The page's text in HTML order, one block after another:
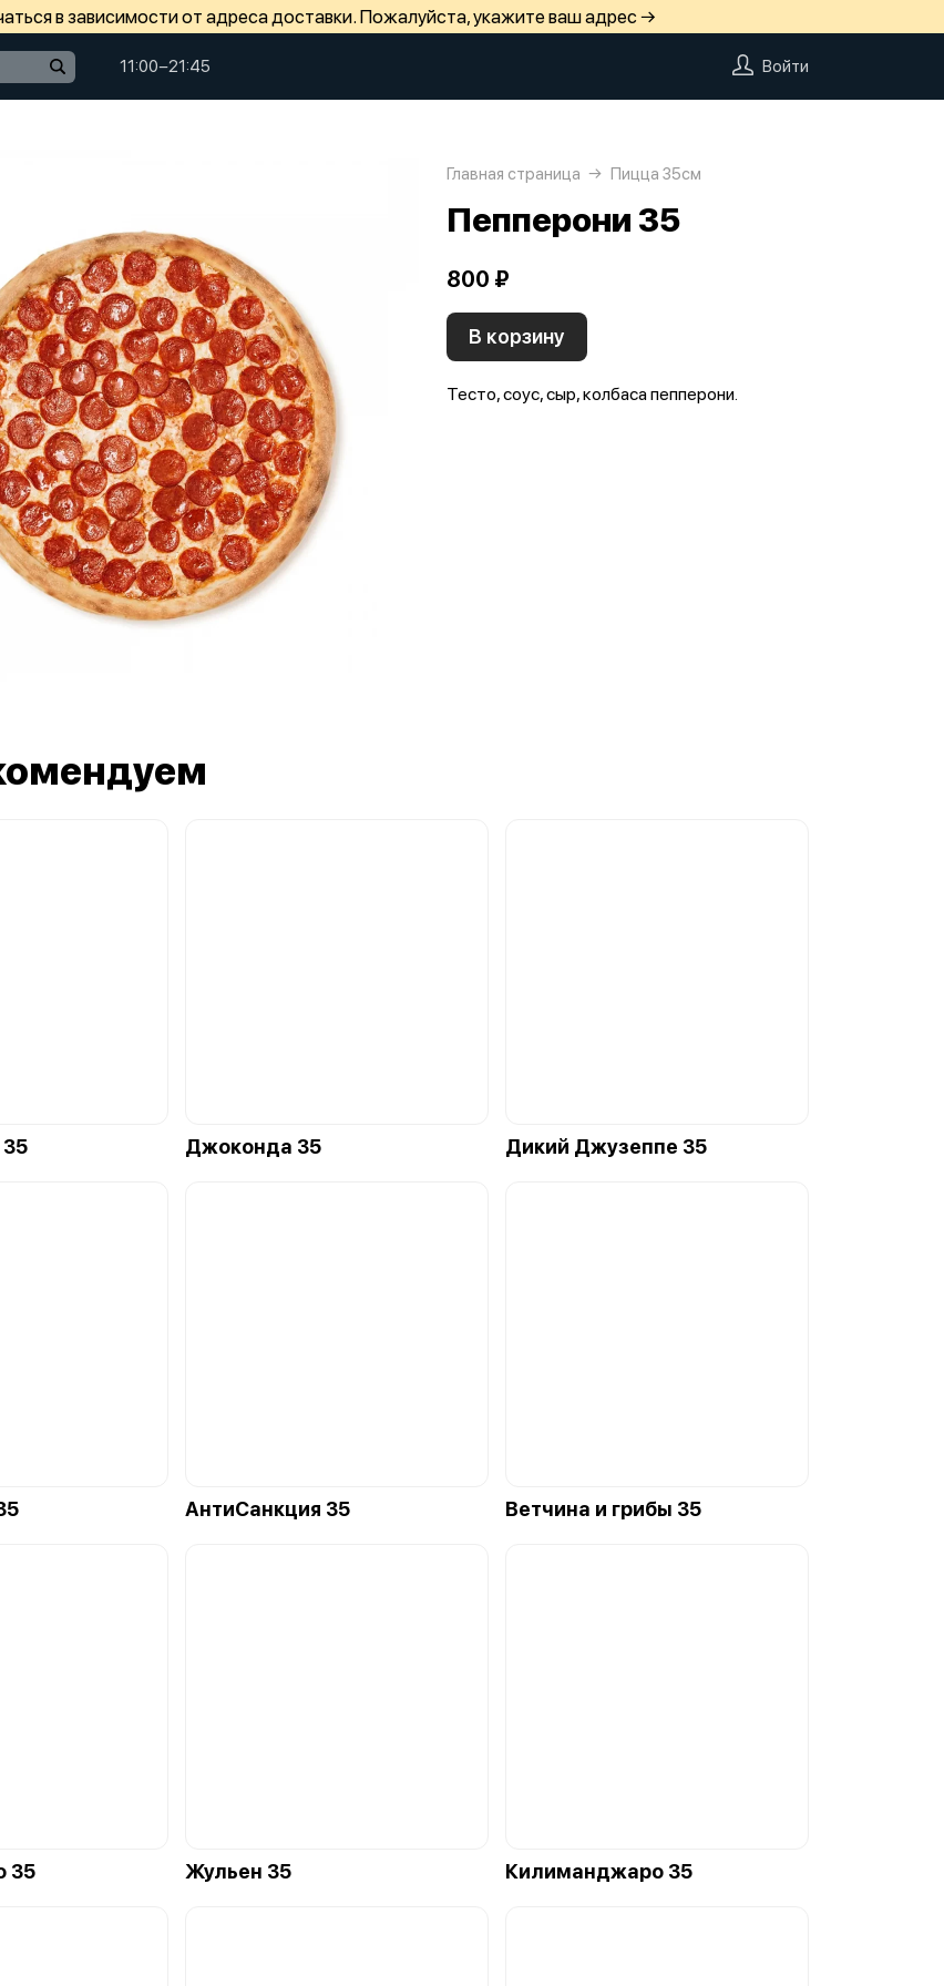
в зависимости от адреса доставки. Пожалуйста, укажите ваш адрес →
11:00−21:45 Войти
Главная страница Пицца 35см
Пепперони 35
800 ₽
В корзину
Тесто, соус, сыр, колбаса пепперони.
Джоконда 35 Дикий Джузеппе 35
АнтиСанкция 35 Ветчина и грибы 35
35 Жульен 35 Килиманджаро 35